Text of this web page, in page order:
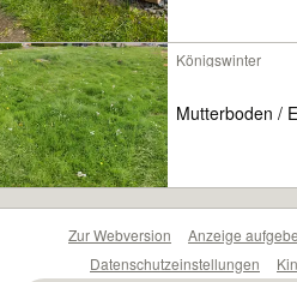
Königswinter
Mutterboden /
Zur Webversion Anzeige
Datenschutzeinstellungen